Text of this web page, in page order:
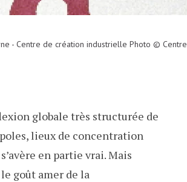
- Centre de création industrielle Photo © Centre
globale très structurée de
lieux de concentration
en partie vrai. Mais
goût amer de la